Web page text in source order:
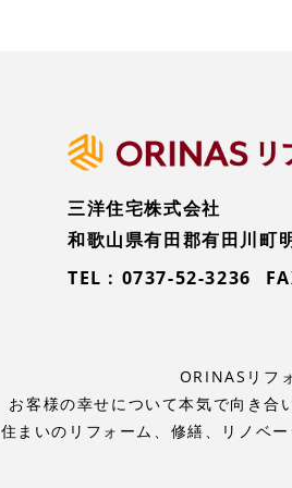
三洋住宅株式会社
和歌山県有田郡有田川町
TEL : 0737-52-3236
ORINASリフ
お客様の幸せについて本気で向き合
住まいのリフォーム、修繕、リノベ